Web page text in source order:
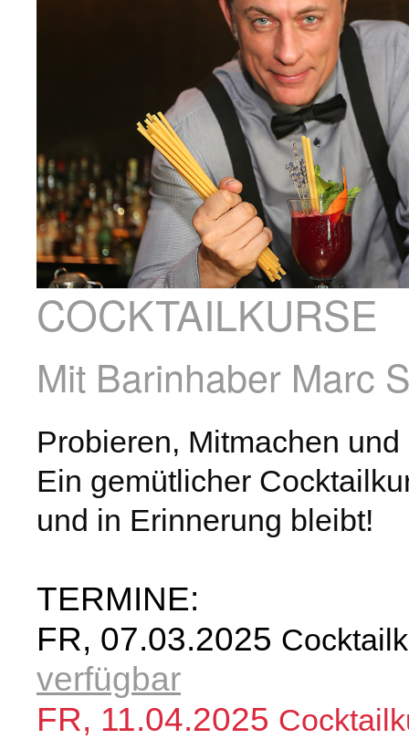
COCKTAILKURSE
Mit Barinhaber Marc
Probieren, Mitmachen
Ein gemütlicher
und in Erinnerung bleibt!
TERMINE:
FR, 07.03.2025
verfügbar
FR, 11.04.2025